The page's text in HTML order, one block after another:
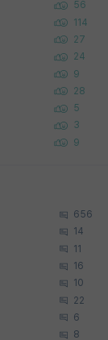
56
114
27
24
9
28
5
3
9
656
14
11
16
10
22
6
8